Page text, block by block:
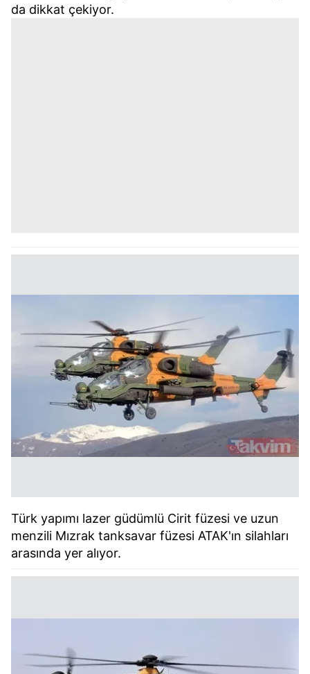
da dikkat çekiyor.
Türk yapımı lazer güdümlü Cirit füzesi ve uzun
menzili Mızrak tanksavar füzesi ATAK'ın silahları
arasında yer alıyor.